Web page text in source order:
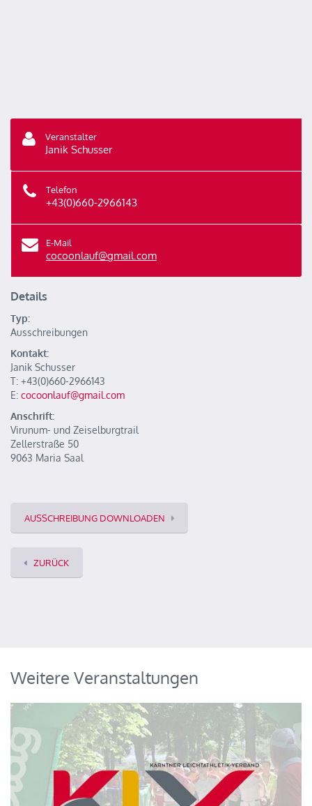
Veranstalter
Janik Schusser
Telefon
+43(0)660-2966143
E-Mail
cocoonlauf@gmail.com
Details
Typ:
Ausschreibungen
Kontakt:
Janik Schusser
T: +43(0)660-2966143
E: cocoonlauf@gmail.com
Anschrift:
Virunum- und Zeiselburgtrail
Zellerstraße 50
9063 Maria Saal
AUSSCHREIBUNG DOWNLOADEN
ZURÜCK
Weitere Veranstaltungen